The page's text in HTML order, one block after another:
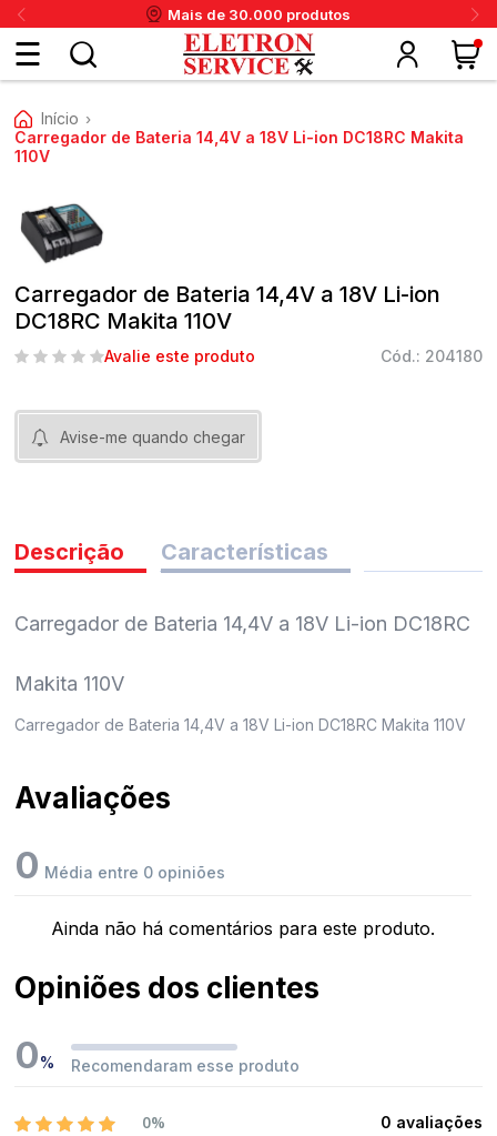
Mais de 30.000 produtos
login
se
PanexKrups
Início ›
Carregador de Bateria 14,4V a 18V Li-ion DC18RC Makita
110V
Carregador de Bateria 14,4V a 18V Li-ion
DC18RC Makita 110V
Avalie este produto Cód.: 204180
Avise-me quando chegar
Descrição
Carregador de Bateria 14,4V a 18V Li-ion DC18RC
Makita 110V
Carregador de Bateria 14,4V a 18V Li-ion DC18RC Makita 110V
Características
Avaliações
0 Média entre 0 opiniões
Ainda não há comentários para este produto.
Opiniões dos clientes
0% Recomendaram esse produto
0% 0 avaliações